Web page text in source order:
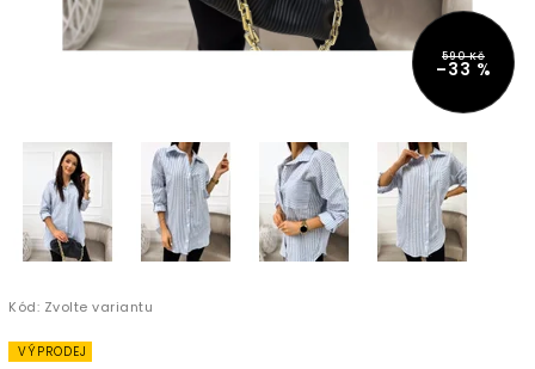
590 Kč
–33 %
Kód: Zvolte variantu
VÝPRODEJ